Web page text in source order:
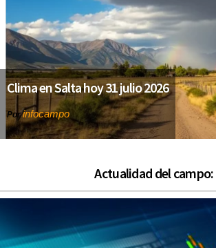
Clima en Salta hoy 31 julio 2026
Porinfocampo
Actualidad del campo: